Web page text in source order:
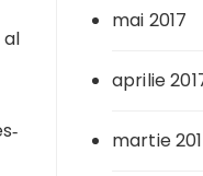
al
mai 2017
aprilie
martie